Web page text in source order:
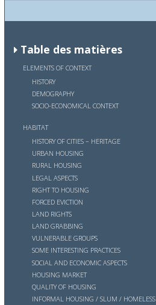
Table des matières
ELEMENTS OF CONTEXT
HISTORY
DEMOGRAPHY
SOCIO-ECONOMICAL CONTEXT
HABITAT
HISTORY OF CITIES – HERITAGE
URBAN HOUSING
RURAL HOUSING
LEGAL ASPECTS
RIGHT TO HOUSING
FORCED EVICTION
LAND RIGHTS
LAND GRABBING
VULNERABLE GROUPS
SOME INTERESTING PRACTICES
SOCIAL AND ECONOMIC ASPECTS
HOUSING MARKET
QUALITY OF HOUSING
INFORMAL HOUSING / SLUM / HOMELESS